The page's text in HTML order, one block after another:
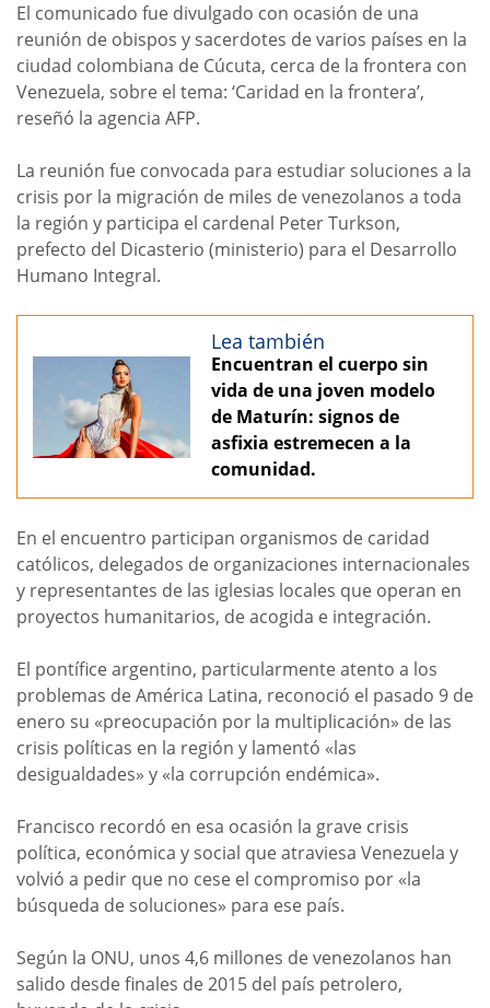
El comunicado fue divulgado con ocasión de una
reunión de obispos y sacerdotes de varios países en la
ciudad colombiana de Cúcuta, cerca de la frontera con
Venezuela, sobre el tema: ‘Caridad en la frontera’,
reseñó la agencia AFP.
La reunión fue convocada para estudiar soluciones a la
crisis por la migración de miles de venezolanos a toda
la región y participa el cardenal Peter Turkson,
prefecto del Dicasterio (ministerio) para el Desarrollo
Humano Integral.
Lea también
Encuentran el cuerpo sin
vida de una joven modelo
de Maturín: signos de
asfixia estremecen a la
comunidad.
En el encuentro participan organismos de caridad
católicos, delegados de organizaciones internacionales
y representantes de las iglesias locales que operan en
proyectos humanitarios, de acogida e integración.
El pontífice argentino, particularmente atento a los
problemas de América Latina, reconoció el pasado 9 de
enero su «preocupación por la multiplicación» de las
crisis políticas en la región y lamentó «las
desigualdades» y «la corrupción endémica».
Francisco recordó en esa ocasión la grave crisis
política, económica y social que atraviesa Venezuela y
volvió a pedir que no cese el compromiso por «la
búsqueda de soluciones» para ese país.
Según la ONU, unos 4,6 millones de venezolanos han
salido desde finales de 2015 del país petrolero,